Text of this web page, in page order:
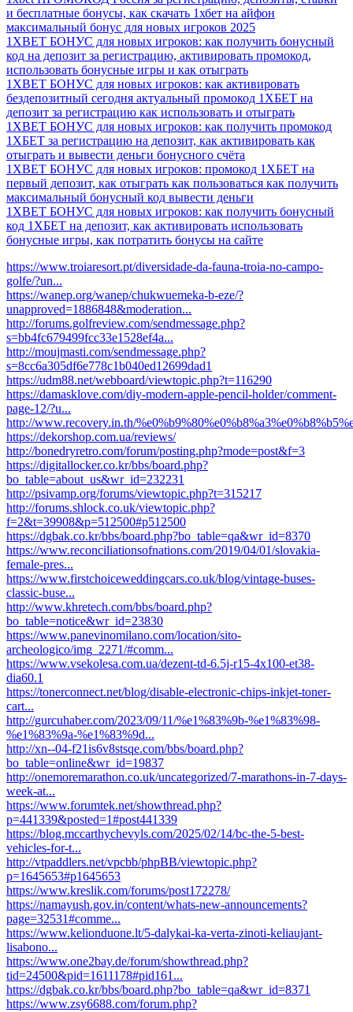
и бесплатные бонусы, как скачать 1хбет на айфон
максимальный бонус для новых игроков 2025
1XBET БОНУС для новых игроков: как получить бонусный
код на депозит за регистрацию, активировать промокод,
использовать бонусные игры и как отыграть
1XBET БОНУС для новых игроков: как активировать
бездепозитный сегодня актуальный промокод 1ХБЕТ на
депозит за регистрацию как использовать и отыграть
1XBET БОНУС для новых игроков: как получить промокод
1ХБЕТ за регистрацию на депозит, как активировать как
отыграть и вывести деньги бонусного счёта
1XBET БОНУС для новых игроков: промокод 1ХБЕТ на
первый депозит, как отыграть как пользоваться как получить
максимальный бонусный код вывести деньги
1XBET БОНУС для новых игроков: как получить бонусный
код 1ХБЕТ на депозит, как активировать использовать
бонусные игры, как потратить бонусы на сайте
https://www.troiaresort.pt/diversidade-da-fauna-troia-no-campo-
golfe/?un...
https://wanep.org/wanep/chukwuemeka-b-eze/?
unapproved=1886848&moderation...
http://forums.golfreview.com/sendmessage.php?
s=bb4fc679499fcc33e1528ef4a...
http://moujmasti.com/sendmessage.php?
s=8cc6a305df6e778c1b040ed12699dad1
https://udm88.net/webboard/viewtopic.php?t=116290
https://damasklove.com/diy-modern-apple-pencil-holder/comment-
page-12/?u...
http://www.recovery.in.th/
https://dekorshop.com.ua/reviews/
http://bonedryretro.com/forum/posting.php?mode=post&f=3
https://digitallocker.co.kr/bbs/board.php?
bo_table=about_us&wr_id=232231
http://psivamp.org/forums/viewtopic.php?t=315217
http://forums.shlock.co.uk/viewtopic.php?
f=2&t=39908&p=512500#p512500
https://dgbak.co.kr/bbs/board.php?bo_table=qa&wr_id=8370
https://www.reconciliationsofnations.com/2019/04/01/slovakia-
female-pres...
https://www.firstchoiceweddingcars.co.uk/blog/vintage-buses-
classic-buse...
http://www.khretech.com/bbs/board.php?
bo_table=notice&wr_id=23830
https://www.panevinomilano.com/location/sito-
archeologico/img_2271/#comm...
https://www.vsekolesa.com.ua/dezent-td-6.5j-r15-4x100-et38-
dia60.1
https://tonerconnect.net/blog/disable-electronic-chips-inkjet-toner-
cart...
http://gurcuhaber.com/2023/09/11/%e1%83%9b-%e1%83%98-
%e1%83%9a-%e1%83%9d...
http://xn--04-f21is6v8stsqe.com/bbs/board.php?
bo_table=online&wr_id=19837
http://onemoremarathon.co.uk/uncategorized/7-marathons-in-7-days-
week-at...
https://www.forumtek.net/showthread.php?
p=441339&posted=1#post441339
https://blog.mccarthychevyls.com/2025/02/14/bc-the-5-best-
vehicles-for-t...
http://vtpaddlers.net/vpcbb/phpBB/viewtopic.php?
p=1645653#p1645653
https://www.kreslik.com/forums/post172278/
https://namayush.gov.in/content/whats-new-announcements?
page=32531#comme...
https://www.kelionduone.lt/5-dalykai-ka-verta-zinoti-keliaujant-
lisabono...
https://www.one2bay.de/forum/showthread.php?
tid=24500&pid=1611178#pid161...
https://dgbak.co.kr/bbs/board.php?bo_table=qa&wr_id=8371
https://www.zsy6688.com/forum.php?